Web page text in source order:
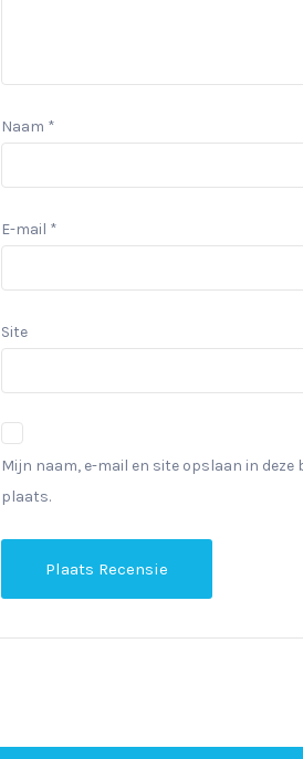
Naam *
E-mail *
Site
Mijn naam, e-mail en site opslaan in
plaats.